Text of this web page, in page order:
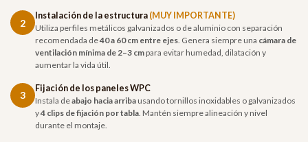
2
Instalación de la estructura (MUY IMPORTANTE)
Utiliza perfiles metálicos galvanizados o de aluminio con separación
recomendada de40 a 60 cm entre ejes. Genera siempre una cámara de
ventilación mínima de 2–3 cm para evitar humedad, dilatación y
aumentar la vida útil.
3
Fijación de los paneles WPC
Instala deabajo hacia arriba usando tornillos inoxidables o galvanizados
y4 clips de fijación por tabla. Mantén siempre alineación y nivel
durante el montaje.